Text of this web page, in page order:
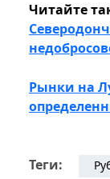
Читайте
Рынки на
Теги: